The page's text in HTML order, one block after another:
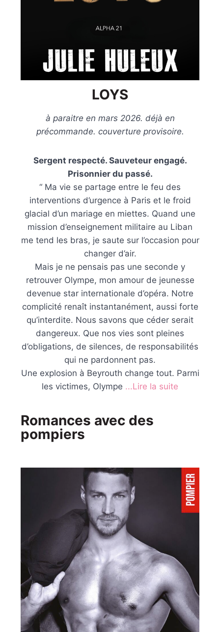
LOYS
à paraitre en mars 2026. déjà en
précommande. couverture provisoire.
Sergent respecté. Sauveteur engagé.
Prisonnier du passé.
“ Ma vie se partage entre le feu des
interventions d’urgence à Paris et le froid
glacial d’un mariage en miettes. Quand une
mission d’enseignement militaire au Liban
me tend les bras, je saute sur l’occasion pour
changer d’air.
Mais je ne pensais pas une seconde y
retrouver Olympe, mon amour de jeunesse
devenue star internationale d’opéra. Notre
complicité renaît instantanément, aussi forte
qu’interdite. Nous savons que céder serait
dangereux. Que nos vies sont pleines
d’obligations, de silences, de responsabilités
qui ne pardonnent pas.
Une explosion à Beyrouth change tout. Parmi
les victimes, Olympe ...Lire la suite
Romances avec des
pompiers